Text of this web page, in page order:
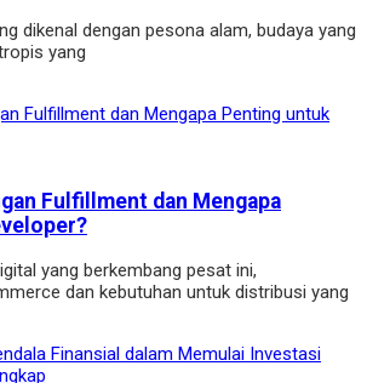
dikenal dengan pesona alam, budaya yang
yang
Fulfillment dan Mengapa
yang berkembang pesat ini,
dan kebutuhan untuk distribusi yang